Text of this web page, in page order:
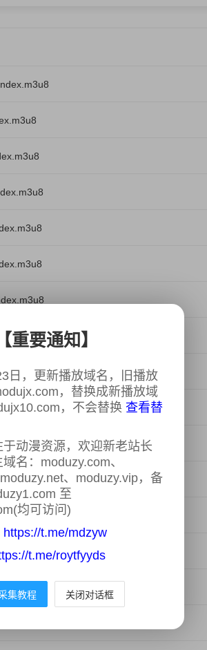
【重要通知】
日，更新播放域名，旧播放
，替换成新播放域
，不会替换 查看替
动漫资源，欢迎新老站长
名：moduzy.com、
、moduzy.vip，备
至
均可访问)
https://t.me/mdzyw
t.me/roytfyyds
集教程 关闭对话框